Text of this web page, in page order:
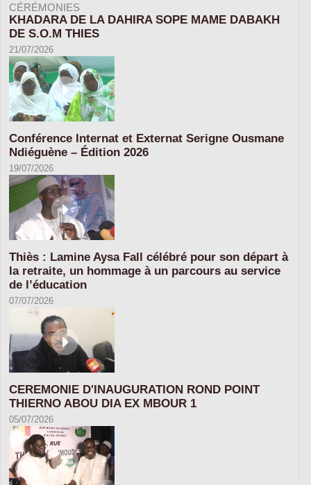
CÉRÉMONIES
KHADARA DE LA DAHIRA SOPE MAME DABAKH
DE S.O.M THIES
21/07/2026
Conférence Internat et Externat Serigne Ousmane
Ndiéguène – Édition 2026
19/07/2026
Thiès : Lamine Aysa Fall célébré pour son départ à
la retraite, un hommage à un parcours au service
de l’éducation
07/07/2026
CEREMONIE D'INAUGURATION ROND POINT
THIERNO ABOU DIA EX MBOUR 1
05/07/2026